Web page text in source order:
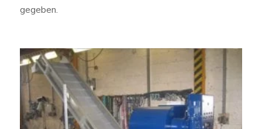
gegeben.